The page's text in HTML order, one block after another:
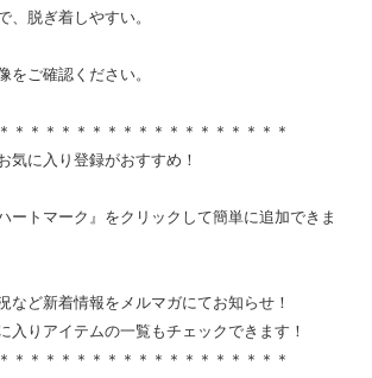
、脱ぎ着しやすい。
ご確認ください。
＊＊＊＊＊＊＊＊＊＊＊＊＊＊＊＊＊＊
気に入り登録がおすすめ！
ートマーク』をクリックして簡単に追加できま
など新着情報をメルマガにてお知らせ！
入りアイテムの一覧もチェックできます！
＊＊＊＊＊＊＊＊＊＊＊＊＊＊＊＊＊＊